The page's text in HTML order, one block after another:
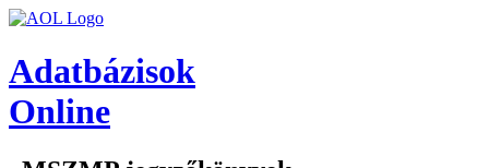
Adatbázisok
Online